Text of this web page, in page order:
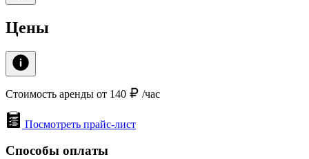
Цены
Стоимость аренды от 140 /час
Посмотреть прайс-лист
Способы оплаты